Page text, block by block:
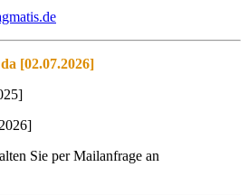
[02.07.2026]
Sie per Mailanfrage an